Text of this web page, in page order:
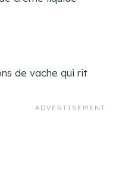
de vache qui rit